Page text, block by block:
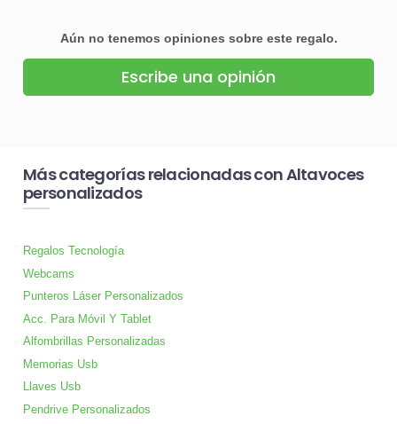
Aún no tenemos opiniones sobre este regalo.
Escribe una opinión
Más categorías relacionadas con Altavoces
personalizados
Regalos Tecnología
Webcams
Punteros Láser Personalizados
Acc. Para Móvil Y Tablet
Alfombrillas Personalizadas
Memorias Usb
Llaves Usb
Pendrive Personalizados